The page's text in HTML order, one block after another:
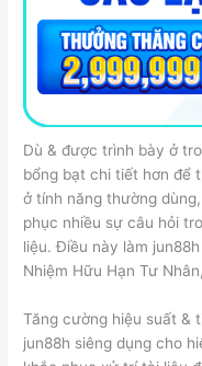
Dù & được trình bày ở
bổng bạt chi tiết hơn để
ở tính năng thường
phục nhiều sự câu hỏi
liệu. Điều này làm
Nhiệm Hữu Hạn Tư
Tăng cường hiệu suất &
jun88h siêng dụng cho